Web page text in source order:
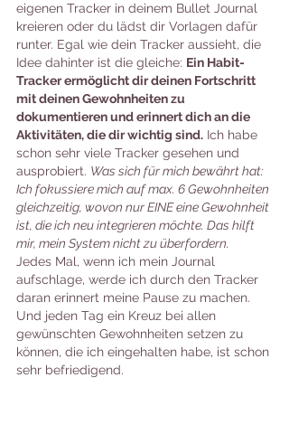
eigenen Tracker in deinem Bullet Journal
kreieren oder du lädst dir Vorlagen dafür
runter. Egal wie dein Tracker aussieht, die
Idee dahinter ist die gleiche: Ein Habit-
Tracker ermöglicht dir deinen Fortschritt
mit deinen Gewohnheiten zu
dokumentieren und erinnert dich an die
Aktivitäten, die dir wichtig sind. Ich habe
schon sehr viele Tracker gesehen und
ausprobiert. Was sich für mich bewährt hat:
Ich fokussiere mich auf max. 6 Gewohnheiten
gleichzeitig, wovon nur EINE eine Gewohnheit
ist, die ich neu integrieren möchte. Das hilft
mir, mein System nicht zu überfordern.
Jedes Mal, wenn ich mein Journal
aufschlage, werde ich durch den Tracker
daran erinnert meine Pause zu machen.
Und jeden Tag ein Kreuz bei allen
gewünschten Gewohnheiten setzen zu
können, die ich eingehalten habe, ist schon
sehr befriedigend.